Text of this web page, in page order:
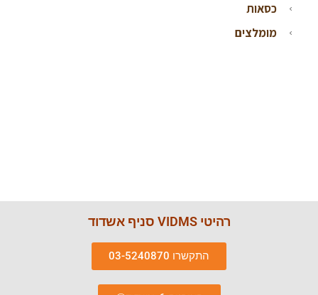
כסאות
מומלצים
רהיטי VIDMS סניף אשדוד
התקשרו 03-5240870